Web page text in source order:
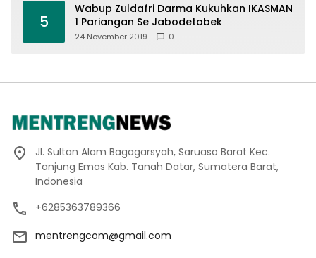
5
Wabup Zuldafri Darma Kukuhkan IKASMAN
1 Pariangan Se Jabodetabek
24 November 2019 0
Jl. Sultan Alam Bagagarsyah, Saruaso Barat Kec.
Tanjung Emas Kab. Tanah Datar, Sumatera Barat,
Indonesia
+6285363789366
mentrengcom@gmail.com